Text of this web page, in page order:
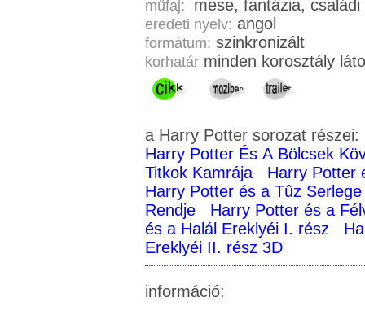
műfaj: mese, fantázia, családi
eredeti nyelv: angol
formátum: szinkronizált
korhatár minden korosztály
a Harry Potter sorozat részei:
Harry Potter És A Bölcsek
Titkok Kamrája
Harry Potter
Harry Potter és a Tûz Serlege
Rendje
Harry Potter és a
és a Halál Ereklyéi I. rész
Ereklyéi II. rész 3D
információ: